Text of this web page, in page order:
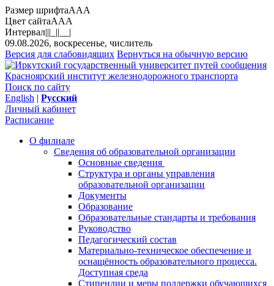
Размер шрифтаAAA
Цвет сайтаAAA
Интервал|||_||__|
09.08.2026, воскресенье, числитель
Версия для слабовидящих Вернуться на обычную версию
Красноярский институт железнодорожного транспорта
Поиск по сайту
English | Русский
Личный кабинет
Расписание
О филиале
Сведения об образовательной организации
Основные сведения
Структура и органы управления
образовательной организации
Документы
Образование
Образовательные стандарты и требования
Руководство
Педагогический состав
Материально-техническое обеспечение и
оснащённость образовательного процесса.
Доступная среда
Стипендии и меры поддержки обучающихся